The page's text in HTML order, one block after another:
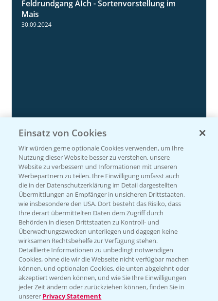
Feldrundgang AIch - Sortenvorstellung im
Mais
4:50
Rundgang Silomais Demo bei Neu-Ulm
23.09.2024
5:54
Rundgang - Silomais Demo Region
Augsburg
24.09.2024
Einsatz von Cookies
Wir würden gerne optionale Cookies verwenden, um Ihre
Nutzung dieser Website besser zu verstehen, unsere
Website zu verbessern und Informationen mit unseren
Werbepartnern zu teilen. Ihre Einwilligung umfasst auch
die in der Datenschutzerklärung im Detail dargestellten
Übermittlungen an Empfänger in unsicheren Drittstaaten,
wie insbesondere den USA. Dort besteht das Risiko, dass
Ihre derart übermittelten Daten dem Zugriff durch
Behörden in diesen Drittstaaten zu Kontroll- und
Überwachungszwecken unterliegen und dagegen keine
wirksamen Rechtsbehelfe zur Verfügung stehen.
Detaillierte Informationen zu unbedingt notwendigen
Cookies, ohne die wir die Webseite nicht verfügbar machen
können, und optionalen Cookies, die unten abgelehnt oder
akzeptiert werden können, und wie Sie Ihre Einwilligungen
jeder Zeit ändern oder zurückziehen können, finden Sie in
unserer Privacy Statement